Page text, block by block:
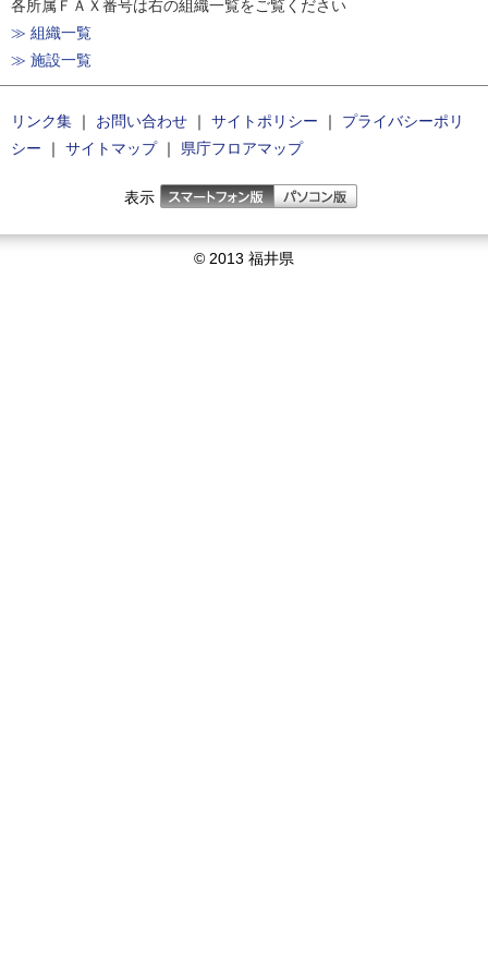
各所属ＦＡＸ番号は右の組織一覧をご覧ください
≫ 組織一覧
≫ 施設一覧
リンク集 ｜ お問い合わせ ｜ サイトポリシー ｜
プライバシーポリ
シー ｜ サイトマップ｜ 県庁フロアマップ
表示
© 2013 福井県